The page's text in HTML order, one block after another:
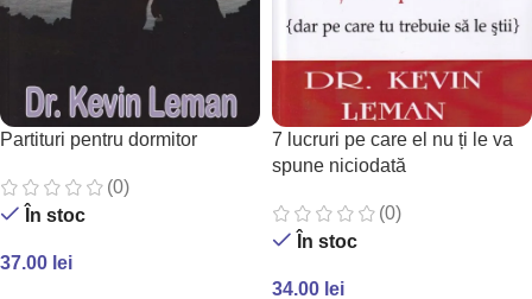
Partituri pentru dormitor
(0)
În stoc
37.00 lei
7 lucruri pe care el nu ți le va
spune niciodată
(0)
În stoc
34.00 lei